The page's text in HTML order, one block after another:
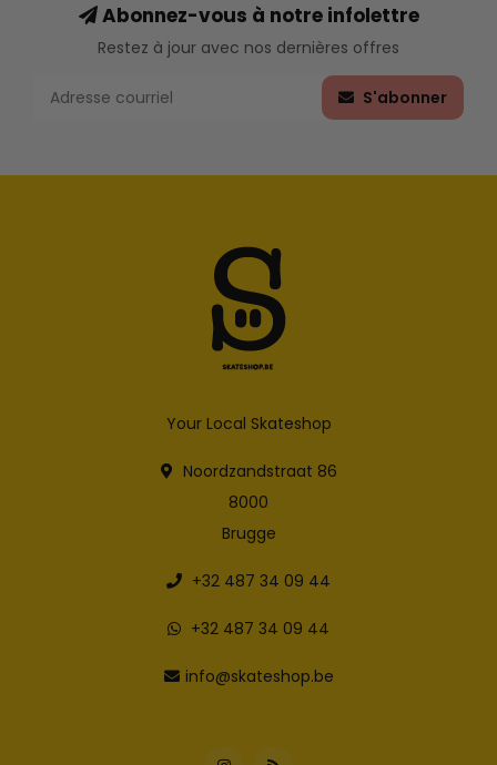
Abonnez-vous à notre infolettre
Restez à jour avec nos dernières offres
S'abonner
Your Local Skateshop
Noordzandstraat 86
8000
Brugge
+32 487 34 09 44
+32 487 34 09 44
info@skateshop.be